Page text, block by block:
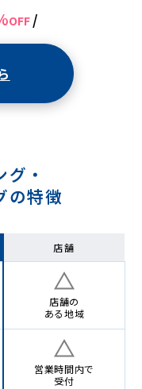
OFF /
・
の特徴
店舗
店舗の
ある地域
営業時間内で
受付